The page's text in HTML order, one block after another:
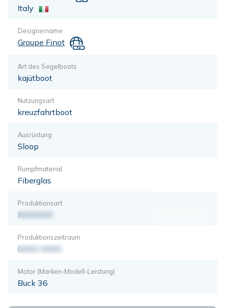
Italy
Designername
Groupe Finot
Art des Segelboots
kajütboot
Nutzungsart
kreuzfahrtboot
Ausrüstung
Sloop
Rumpfmaterial
Fiberglas
Produktionsart
XXXXXXX
Produktionszeitraum
0000-0000
Motor (Marken-Modell-Leistung)
Buck 36